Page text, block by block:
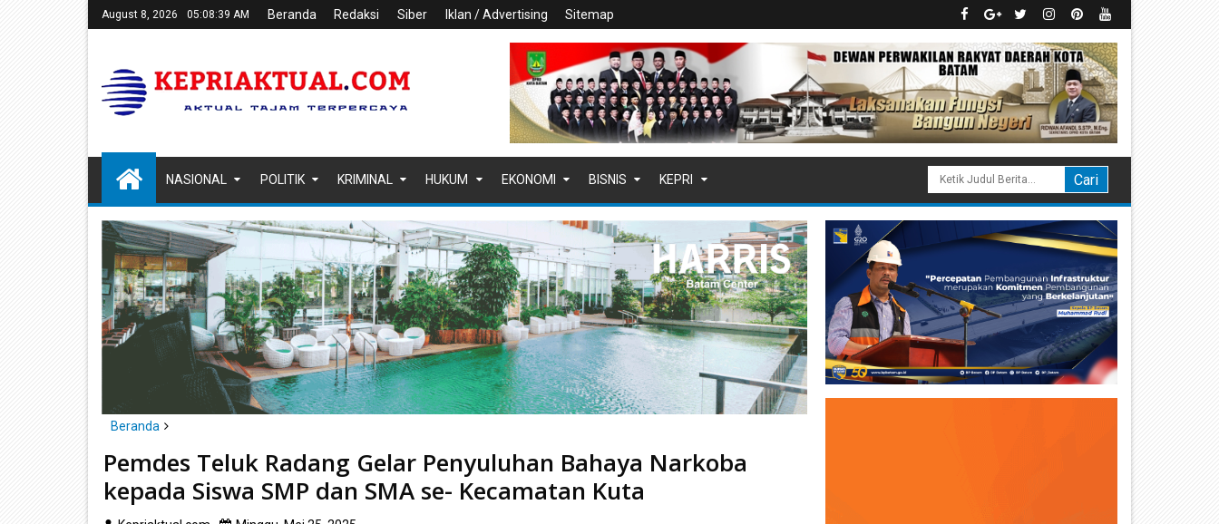
August 8, 2026 05:08:40 AM Beranda Redaksi Siber Iklan / Advertising Sitemap
NASIONAL POLITIK KRIMINAL HUKUM EKONOMI BISNIS KEPRI
Beranda
Pemdes Teluk Radang Gelar Penyuluhan Bahaya Narkoba
kepada Siswa SMP dan SMA se- Kecamatan Kuta